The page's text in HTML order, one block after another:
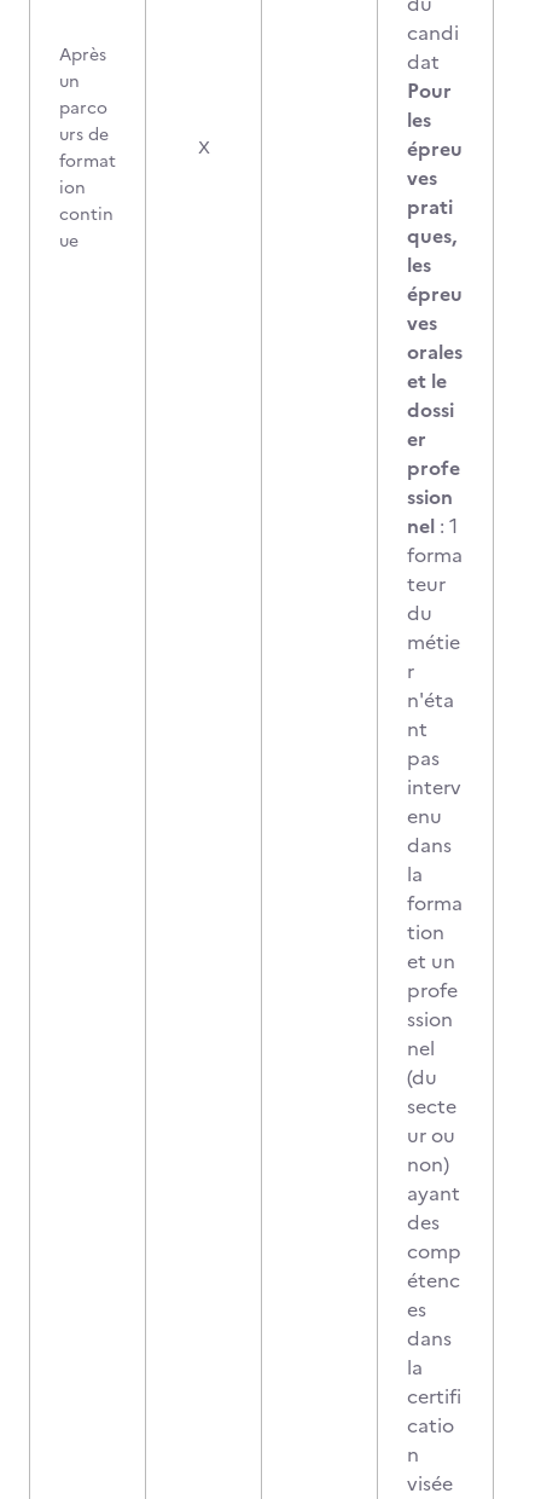
Après
un
parco
urs de
format
ion
contin
ue
X
candi
dat
Pour
les
épreu
ves
prati
ques,
les
épreu
ves
orales
et le
dossi
er
profe
ssion
nel : 1
forma
teur
du
métie
r
n'éta
nt
pas
interv
enu
dans
la
forma
tion
et un
profe
ssion
nel
(du
secte
ur ou
non)
ayant
des
comp
étenc
es
dans
la
certifi
catio
n
visée